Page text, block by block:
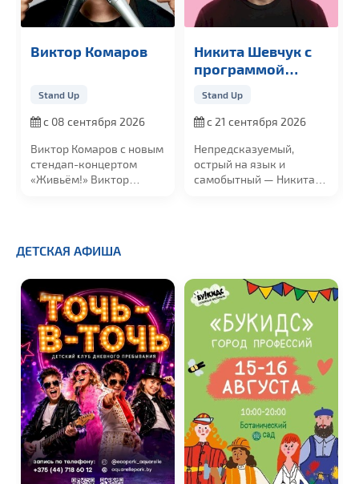
Виктор Комаров
Stand Up
с 08 сентября 2026
Виктор Комаров с новым
стендап-концертом
«Живьём!» Виктор
Никита Шевчук с
программой
Stand Up
с 21 сентября 2026
Непредсказуемый,
острый на язык и
самобытный — Никита
ДЕТСКАЯ АФИША